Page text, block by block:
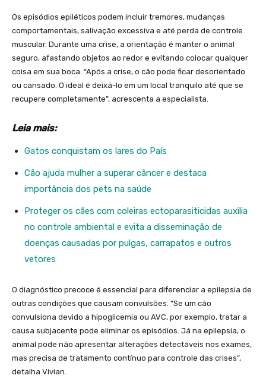
Os episódios epiléticos podem incluir tremores, mudanças
comportamentais, salivação excessiva e até perda de controle
muscular. Durante uma crise, a orientação é manter o animal
seguro, afastando objetos ao redor e evitando colocar qualquer
coisa em sua boca. “Após a crise, o cão pode ficar desorientado
ou cansado. O ideal é deixá-lo em um local tranquilo até que se
recupere completamente”, acrescenta a especialista.
Leia mais:
Gatos conquistam os lares do País
Cão ajuda mulher a superar câncer e destaca
importância dos pets na saúde
Proteger os cães com coleiras ectoparasiticidas auxilia
no controle ambiental e evita a disseminação de
doenças causadas por pulgas, carrapatos e outros
vetores
O diagnóstico precoce é essencial para diferenciar a epilepsia de
outras condições que causam convulsões. “Se um cão
convulsiona devido a hipoglicemia ou AVC, por exemplo, tratar a
causa subjacente pode eliminar os episódios. Já na epilepsia, o
animal pode não apresentar alterações detectáveis nos exames,
mas precisa de tratamento contínuo para controle das crises”,
detalha Vivian.